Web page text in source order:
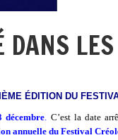
ÉDITION DU
décembre. C’est la date
annuelle du Festival